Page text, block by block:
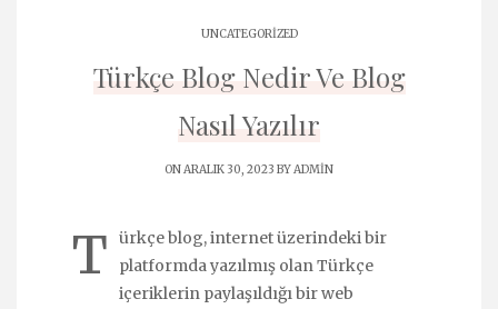
UNCATEGORIZED
Türkçe Blog Nedir Ve Blog
Nasıl Yazılır
ON ARALIK 30, 2023 BYADMIN
T
ürkçe blog, internet üzerindeki bir
platformda yazılmış olan Türkçe
içeriklerin paylaşıldığı bir web